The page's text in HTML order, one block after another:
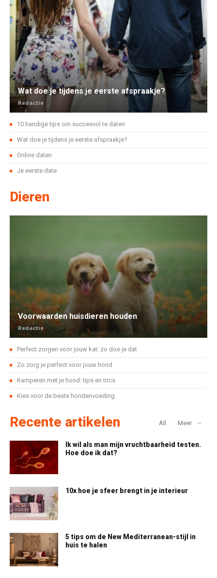
Wat doe je tijdens je eerste afspraakje?
Redactie
10 handige tips om succesvol te daten
Wat doe je tijdens je eerste afspraakje?
Online daten
Je eerste date
Dieren
Voorwaarden huisdieren houden
Redactie
Perfect zorgen voor jouw kat: zo doe je dat
Zo zorg je perfect voor jouw hond
Kamperen met je hond: tips en trics
Kies voor de beste hondenvoeding
Recente artikelen All Meer
Ik wil als man mijn vruchtbaarheid testen.
Hoe doe ik dat?
10x hoe je sfeer brengt in je interieur
5 tips om de New Mediterranean-stijl in
huis te halen